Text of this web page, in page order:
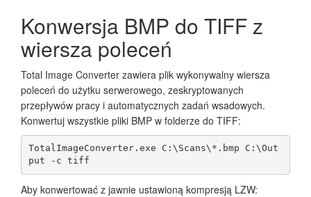
Konwersja BMP do TIFF z
wiersza poleceń
Total Image Converter zawiera plik wykonywalny wiersza
poleceń do użytku serwerowego, zeskryptowanych
przepływów pracy i automatycznych zadań wsadowych.
Konwertuj wszystkie pliki BMP w folderze do TIFF:
TotalImageConverter.exe C:\Scans\*.bmp C:\Out
put -c tiff
Aby konwertować z jawnie ustawioną kompresją LZW: